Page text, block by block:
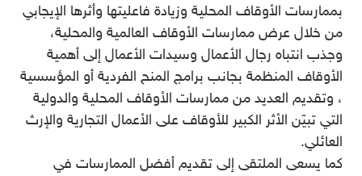
بممارسات الأوقاف المحلية وزيادة فاعليتها وأثرها الإيجابي
من خلال عرض ممارسات الأوقاف العالمية والمحلية،
وجذب انتباه رجال الأعمال وسيدات الأعمال إلى أهمية
الأوقاف المنظمة بجانب برامج المنح الفردية أو المؤسسية
، وتقديم العديد من ممارسات الأوقاف المحلية والدولية
التي تبيّن الأثر الكبير للأوقاف على الأعمال التجارية والإرث
العائلي.
كما يسعى الملتقى إلى تقديم أفضل الممارسات في